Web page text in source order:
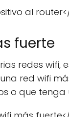
al
fuerte
redes
red wifi
o que tenga